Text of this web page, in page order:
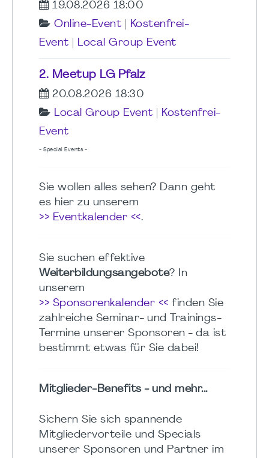
19.08.2026 18:00
Online-Event
Kostenfrei-
Event
Local Group Event
2. Meetup LG Pfalz
20.08.2026 18:30
Local Group Event
Kostenfrei-
Event
- Special Events -
Sie wollen alles sehen? Dann geht
es hier zu unserem
>> Eventkalender <<.
Sie suchen effektive
Weiterbildungsangebote? In
unserem
>> Sponsorenkalender << finden Sie
zahlreiche Seminar- und Trainings-
Termine unserer Sponsoren - da ist
bestimmt etwas für Sie dabei!
Mitglieder-Benefits - und mehr...
Sichern Sie sich spannende
Mitgliedervorteile und Specials
unserer Sponsoren und Partner im